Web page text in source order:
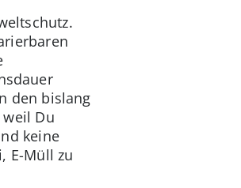
den bislang
Du
keine
E-Müll zu